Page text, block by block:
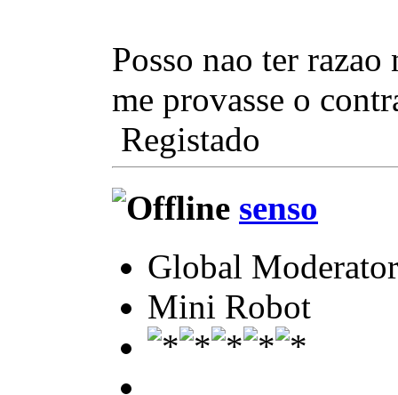
Posso nao ter
me provasse o
Registado
senso
Global Moderator
Mini Robot